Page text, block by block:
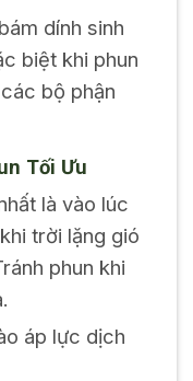
dính sinh
biệt khi phun
bộ phận
Tối Ưu
là vào lúc
trời lặng gió
phun khi
áp lực dịch